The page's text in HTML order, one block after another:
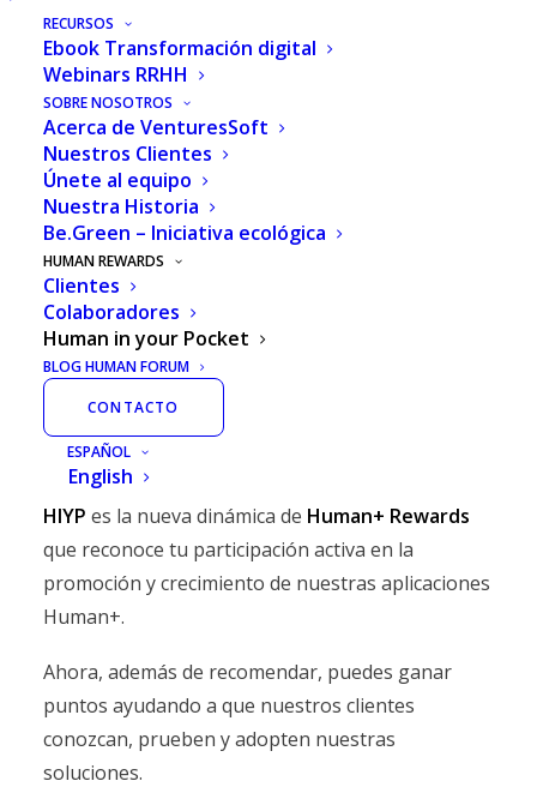
artificialRECURSOS
Ebook Transformación digital
Webinars RRHH
SOBRE NOSOTROS
Acerca de VenturesSoft
Nuestros Clientes
Únete al equipo
Nuestra Historia
Be.Green – Iniciativa ecológica
HUMAN REWARDS
Clientes
Colaboradores
Human in your Pocket
BLOG HUMAN FORUM
CONTACTO
ESPAÑOL
English
¿Qué es HIYP dentro de
Human+ Rewards?
HIYP es la nueva dinámica de Human+ Rewards
que reconoce tu participación activa en la
promoción y crecimiento de nuestras aplicaciones
Human+.
Ahora, además de recomendar, puedes ganar
puntos ayudando a que nuestros clientes
conozcan, prueben y adopten nuestras
soluciones.